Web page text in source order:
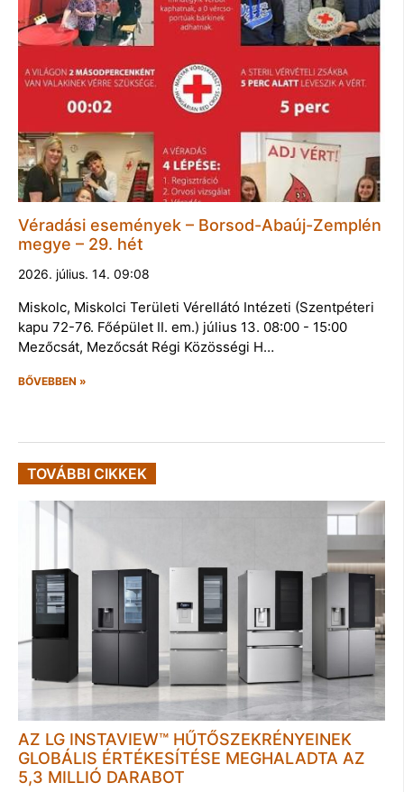
Véradási események – Borsod-Abaúj-Zemplén
megye – 29. hét
2026. július. 14. 09:08
Miskolc, Miskolci Területi Vérellátó Intézeti (Szentpéteri
kapu 72-76. Főépület II. em.) július 13. 08:00 - 15:00
Mezőcsát, Mezőcsát Régi Közösségi H…
BŐVEBBEN »
TOVÁBBI CIKKEK
AZ LG INSTAVIEW™ HŰTŐSZEKRÉNYEINEK
GLOBÁLIS ÉRTÉKESÍTÉSE MEGHALADTA AZ
5,3 MILLIÓ DARABOT